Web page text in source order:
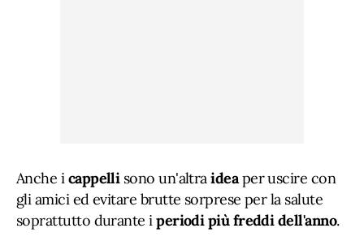
Anche icappellisono un'altraideaper uscire con
gli amici ed evitare brutte sorprese per la salute
soprattutto durante iperiodi più freddi dell'anno.